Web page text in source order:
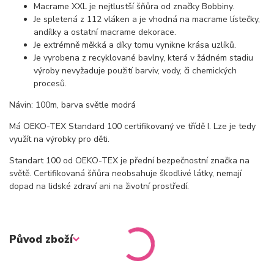
Macrame XXL je nejtlustší šňůra od značky Bobbiny.
Je spletená z 112 vláken a je vhodná na macrame lístečky,
andílky a ostatní macrame dekorace.
Je extrémně měkká a díky tomu vynikne krása uzlíků.
Je vyrobena z recyklované bavlny, která v žádném stadiu
výroby nevyžaduje použití barviv, vody, či chemických
procesů.
Návin: 100m, barva světle modrá
Má OEKO-TEX Standard 100 certifikovaný ve třídě I. Lze je tedy
využít na výrobky pro děti.
Standart 100 od OEKO-TEX je přední bezpečnostní značka na
světě. Certifikovaná šňůra neobsahuje škodlivé látky, nemají
dopad na lidské zdraví ani na životní prostředí.
Původ zboží